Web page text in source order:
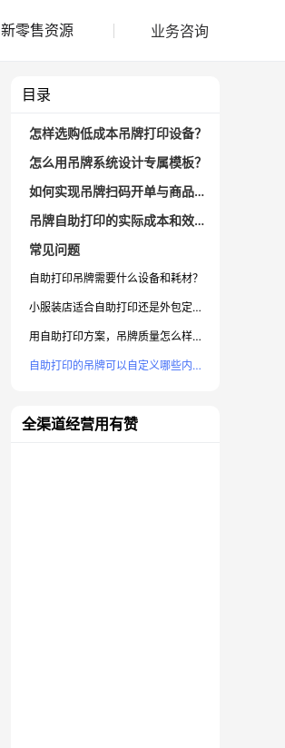
新零售资源 业务咨询
目录
怎样选购低成本吊牌打印设备？
怎么用吊牌系统设计专属模板？
如何实现吊牌扫码开单与商品管理？
吊牌自助打印的实际成本和效果如何？
常见问题
自助打印吊牌需要什么设备和耗材？
小服装店适合自助打印还是外包定制？
用自助打印方案，吊牌质量怎么样，会不会掉色？
自助打印的吊牌可以自定义哪些内容？
全渠道经营用有赞